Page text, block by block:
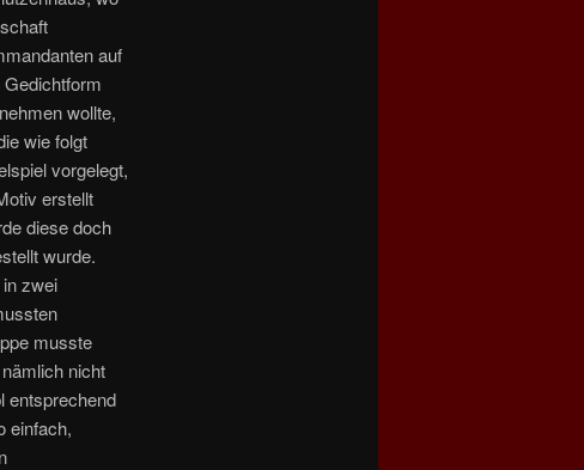
auf
wollte,
wie folgt
vorgelegt,
erstellt
diese doch
wurde.
zwei
musste
nicht
entsprechend
einfach,